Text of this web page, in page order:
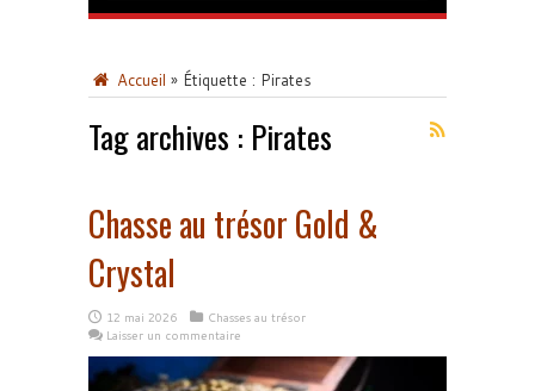
Accueil » Étiquette : Pirates
Tag archives : Pirates
Chasse au trésor Gold &
Crystal
12 mai 2026
Chasses au trésor
Laisser un commentaire